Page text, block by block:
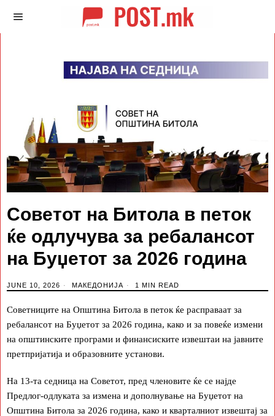
Советот на Битола в петок
ќе одлучува за ребалансот
на Буџетот за 2026 година
JUNE 10, 2026 МАКЕДОНИЈА 1 MIN READ
Советниците на Општина Битола в петок ќе расправаат за
ребалансот на Буџетот за 2026 година, како и за повеќе измени
на општинските програми и финансиските извештаи на јавните
претпријатија и образовните установи.
На 13-та седница на Советот, пред членовите ќе се најде
Предлог-одлуката за измена и дополнување на Буџетот на
Општина Битола за 2026 година, како и кварталниот извештај за